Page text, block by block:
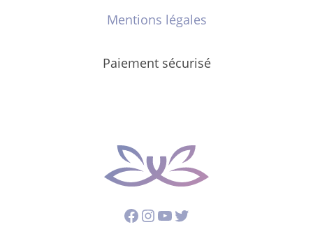
Mentions légales
Paiement sécurisé
Facebook
Instagram
YouTube
Twitter